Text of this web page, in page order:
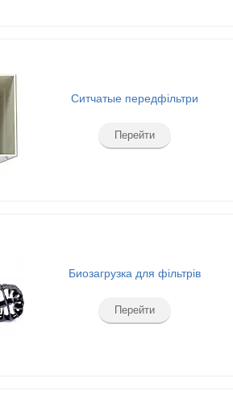
Ситчатые передфільтри
Перейти
Биозагрузка для фільтрів
Перейти